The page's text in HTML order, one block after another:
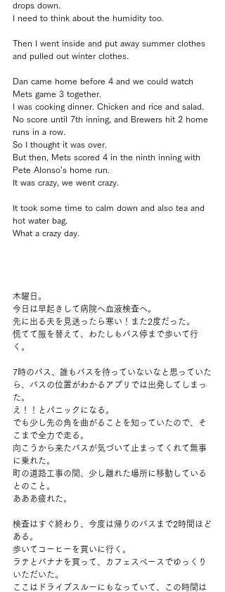
drops down.
I need to think about the humidity too.
Then I went inside and put away summer clothes
and pulled out winter clothes.
Dan came home before 4 and we could watch
Mets game 3 together.
I was cooking dinner. Chicken and rice and salad.
No score until 7th inning, and Brewers hit 2 home
runs in a row.
So I thought it was over.
But then, Mets scored 4 in the ninth inning with
Pete Alonso’s home run.
It was crazy, we went crazy.
It took some time to calm down and also tea and
hot water bag.
What a crazy day.
木曜日。
今日は早起きして病院へ血液検査へ。
先に出る夫を見送ったら寒い！また2度だった。
慌てて服を替えて、わたしもバス停まで歩いて行
く。
7時のバス、誰もバスを待っていないなと思っていた
ら、バスの位置がわかるアプリでは出発してしまっ
た。
え！！とパニックになる。
でも少し先の角を曲がることを知っていたので、そ
こまで全力で走る。
向こうから来たバスが気づいて止まってくれて無事
に乗れた。
町の道路工事の間、少し離れた場所に移動している
とのこと。
あああ疲れた。
検査はすぐ終わり、今度は帰りのバスまで2時間ほど
ある。
歩いてコーヒーを買いに行く。
ラテとバナナを買って、カフェスペースでゆっくり
いただいた。
ここはドライブスルーにもなっていて、この時間は